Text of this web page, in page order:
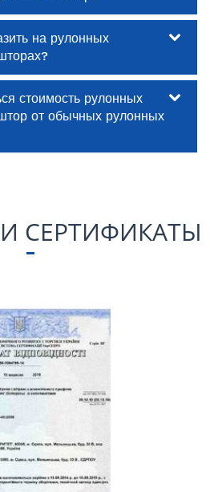
на рулонных
стоимость рулонных
от обычных рулонных
СЕРТИФИКАТЫ